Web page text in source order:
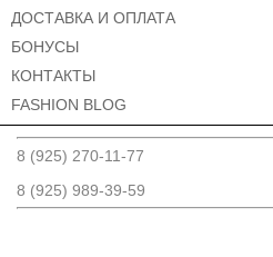
ДОСТАВКА И ОПЛАТА
БОНУСЫ
КОНТАКТЫ
FASHION BLOG
8 (925) 270-11-77
8 (925) 989-39-59